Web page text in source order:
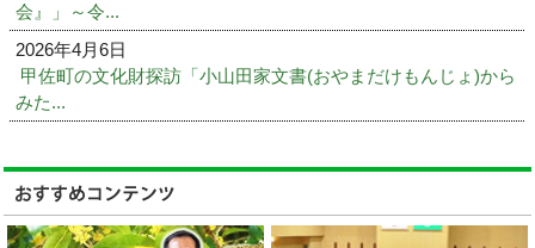
会』」～令...
2026年4月6日
甲佐町の文化財探訪「小山田家文書(おやまだけもんじょ)から
みた...